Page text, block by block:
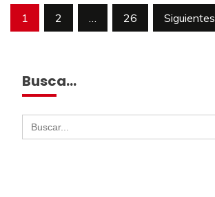
1 2 26 Siguientes
Busca…
Buscar: